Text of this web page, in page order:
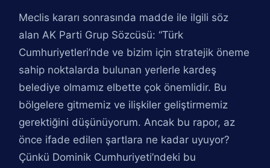
Meclis kararı sonrasında madde ile ilgili söz
alan AK Parti Grup Sözcüsü: “Türk
Cumhuriyetleri’nde ve bizim için stratejik öneme
sahip noktalarda bulunan yerlerle kardeş
belediye olmamız elbette çok önemlidir. Bu
bölgelere gitmemiz ve ilişkiler geliştirmemiz
gerektiğini düşünüyorum. Ancak bu rapor, az
önce ifade edilen şartlara ne kadar uyuyor?
Çünkü Dominik Cumhuriyeti’ndeki bu